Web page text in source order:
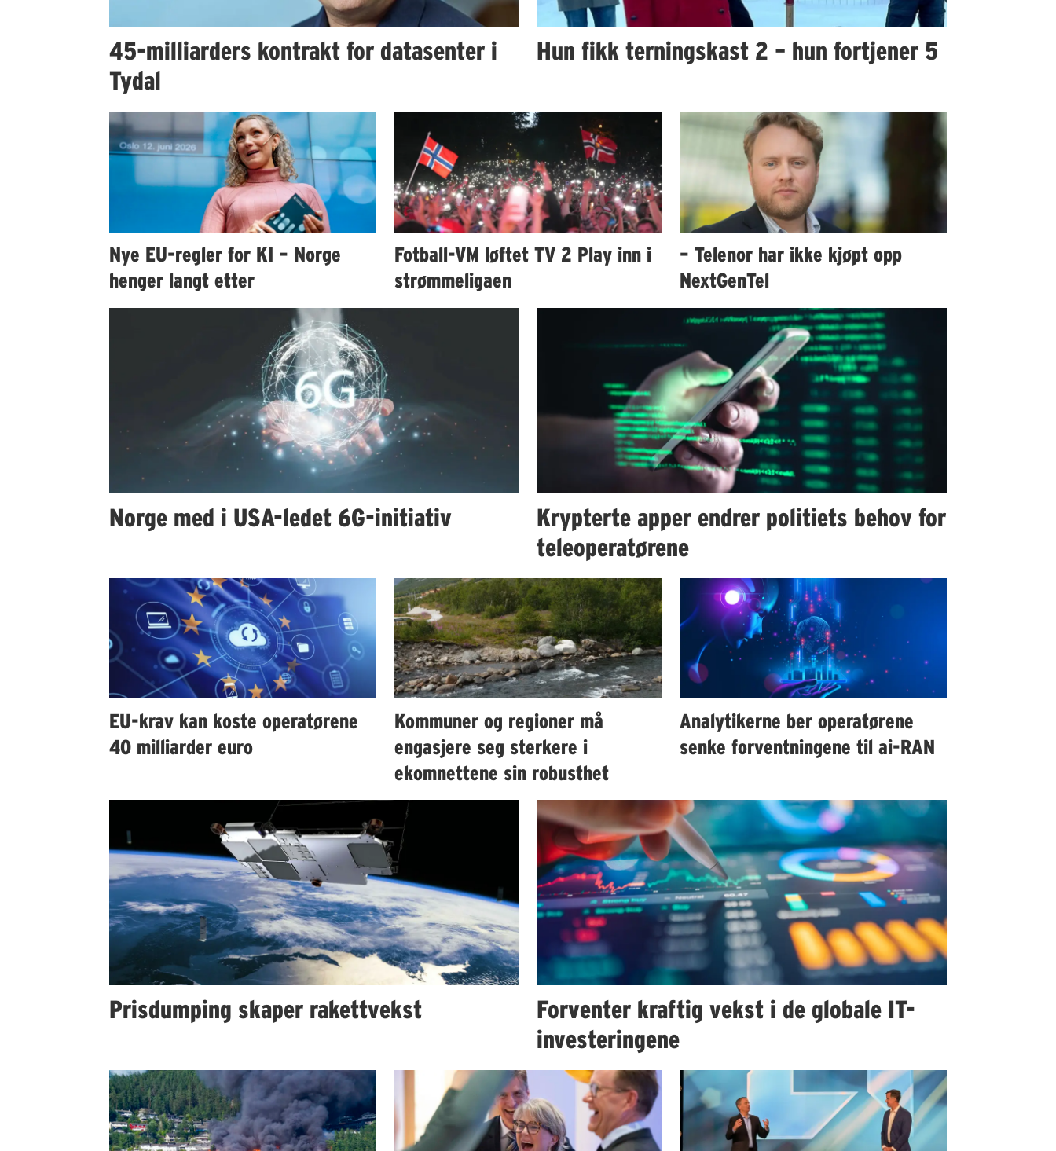
45-milliarders kontrakt for datasenter i
Tydal
Hun fikk terningskast 2 – hun fortjener 5
Nye EU-regler for KI – Norge
henger langt etter
Fotball-VM løftet TV 2 Play inn i
strømmeligaen
– Telenor har ikke kjøpt opp
NextGenTel
Norge med i USA-ledet 6G-initiativ
Krypterte apper endrer politiets behov for
teleoperatørene
EU-krav kan koste operatørene
40 milliarder euro
Kommuner og regioner må
engasjere seg sterkere i
ekomnettene sin robusthet
Analytikerne ber operatørene
senke forventningene til ai-RAN
Prisdumping skaper rakettvekst
Forventer kraftig vekst i de globale IT-
investeringene